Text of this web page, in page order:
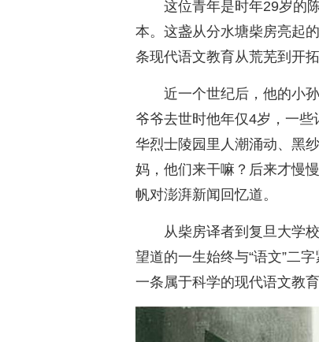
这位青年是时年29岁的
本。这盏从分水塘柴房亮起
条现代语文教育从荒芜到开拓
近一个世纪后，他的小
爷爷去世时他年仅4岁，一
华烈士陵园里人潮涌动、黑
妈，他们来干嘛？后来才慢
帆对澎湃新闻回忆道。
从柴房译者到复旦大学
望道的一生始终与“语文”二
一条属于科学的现代语文教育